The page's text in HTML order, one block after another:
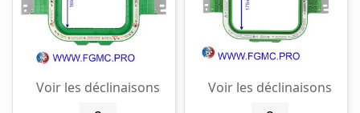
Voir les déclinaisons Voir les déclinaisons